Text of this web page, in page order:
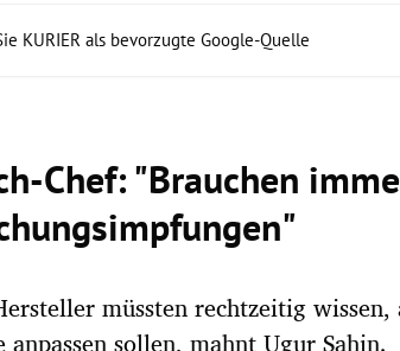
KURIER als bevorzugte Google-Quelle
Chef: "Brauchen
müssten rechtzeitig
anpassen sollen, mahnt Ugur Sahin.